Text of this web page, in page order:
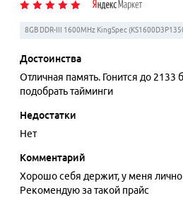
8GB DDR-III 1600MHz KingSpec
Достоинства
Отличная память. Гонится до 2133
подобрать тайминги
Недостатки
Нет
Комментарий
Хорошо себя держит, у меня
Рекомендую за такой прайс